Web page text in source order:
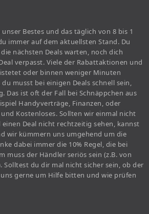
Bestes und das täglich von 8 bis 1
immer auf dem aktuellsten Stand. Du
nächsten Deals warten, noch dich
verpasst. Viele der Rabattaktionen und
oder binnen weniger Minuten
musst bei einigen Deals schnell sein,
Das ist oft der Fall bei Schnäppchen aus
Handyverträge, Finanzen, oder
Kostenloses. Sollten wir einmal nicht
Deal nicht rechtzeitig sehen, kannst
wir kümmern uns umgehend um die
dabei immer die 10% Regel, die bei
muss der Händler seriös sein (z.B. von
Solltest du dir mal nicht sicher sein, ob der
gerne um Hilfe bitten und wie prüfen